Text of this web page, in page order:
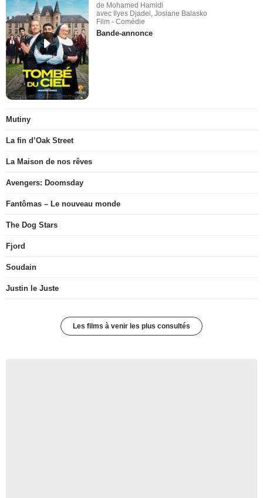
de Mohamed Hamidi
avec Ilyes Djadel, Josiane Balasko
Film - Comédie
Bande-annonce
Mutiny
La fin d’Oak Street
La Maison de nos rêves
Avengers: Doomsday
Fantômas – Le nouveau monde
The Dog Stars
Fjord
Soudain
Justin le Juste
Les films à venir les plus consultés